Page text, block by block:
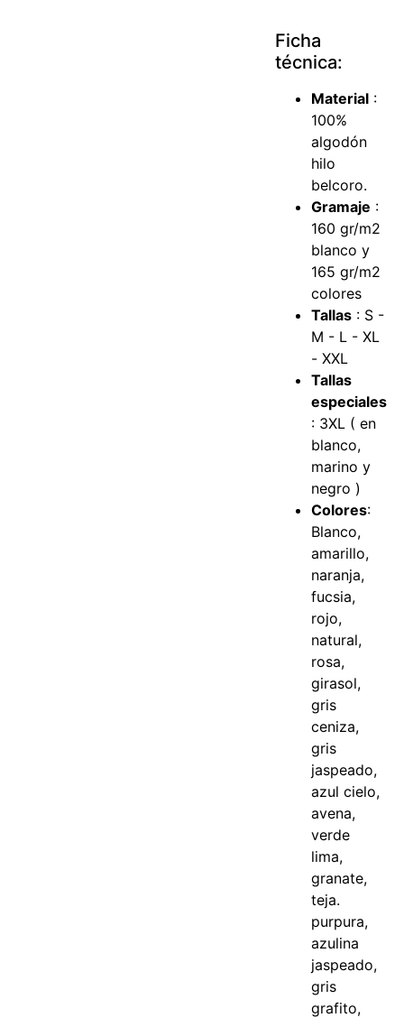
Ficha
técnica:
Material :
100%
algodón
hilo
belcoro.
Gramaje :
160 gr/m2
blanco y
165 gr/m2
colores
Tallas : S -
M - L - XL
- XXL
Tallas
especiales
: 3XL ( en
blanco,
marino y
negro )
Colores:
Blanco,
amarillo,
naranja,
fucsia,
rojo,
natural,
rosa,
girasol,
gris
ceniza,
gris
jaspeado,
azul cielo,
avena,
verde
lima,
granate,
teja.
purpura,
azulina
jaspeado,
gris
grafito,